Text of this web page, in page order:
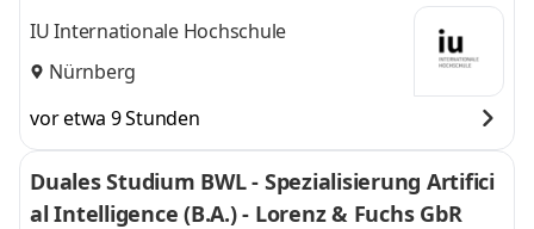
l
IU Internationale Hochschule
Nürnberg
vor etwa 9 Stunden
Duales Studium BWL - Spezialisierung Artifici
al Intelligence (B.A.) - Lorenz & Fuchs GbR